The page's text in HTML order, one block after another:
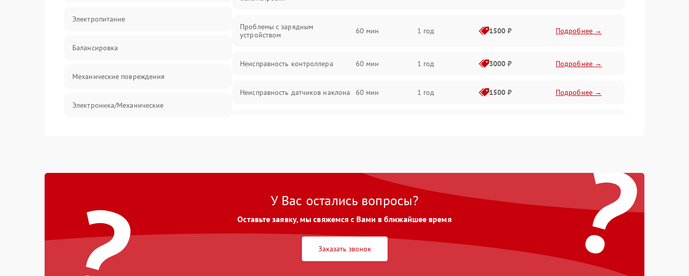
Электропитание
Балансировка
Механические повреждения
Электроника/Механические
Проблемы с зарядным
устройством
60 мин 1 год 1500 ₽ Подробнее →
Неисправность контроллера 60 мин 1 год 3000 ₽ Подробнее →
Неисправность датчиков наклона 60 мин 1 год 1500 ₽ Подробнее →
1 год
Проблемы с подключением к
приложению
Подробнее →
Неисправность индикаторов 60 мин Подробнее →
?
У Вас остались вопросы?
Оставьте заявку, мы свяжемся с Вами в ближайшее время
Заказать звонок